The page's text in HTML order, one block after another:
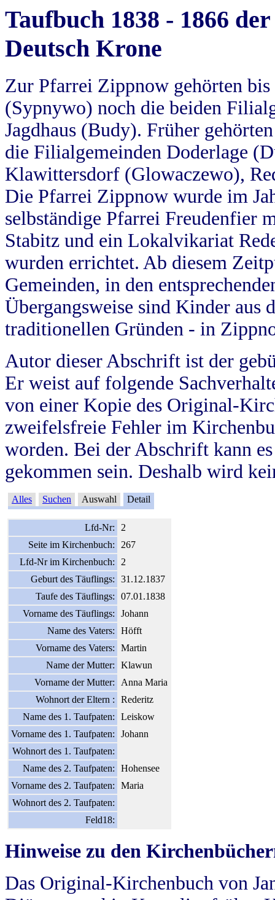
Taufbuch 1838 - 1866
Deutsch Krone
Zur Pfarrei Zippnow gehörten
(Sypnywo) noch die beiden
Jagdhaus (Budy). Früher
die Filialgemeinden Doderlage
Klawittersdorf (Glowaczewo),
Die Pfarrei Zippnow wurde im
selbständige Pfarrei Freudenfier
Stabitz und ein Lokalvikariat
wurden errichtet. Ab diesem
Gemeinden, in den
Übergangsweise sind Kinder aus
traditionellen Gründen - in
Autor dieser Abschrift ist der
Er weist auf folgende
von einer Kopie des Original-
zweifelsfreie Fehler im
worden. Bei der Abschrift kann
gekommen sein. Deshalb wird
Alles Suchen Auswahl Detail
Lfd-Nr:
2
Seite im Kirchenbuch:
267
Lfd-Nr im Kirchenbuch:
2
Geburt des Täuflings:
31.12.1837
Taufe des Täuflings:
07.01.1838
Vorname des Täuflings:
Johann
Name des Vaters:
Höfft
Vorname des Vaters:
Martin
Name der Mutter:
Klawun
Vorname der Mutter:
Anna Maria
Wohnort der Eltern :
Rederitz
Name des 1. Taufpaten:
Leiskow
Vorname des 1. Taufpaten:
Johann
Wohnort des 1. Taufpaten:
Name des 2. Taufpaten:
Hohensee
Vorname des 2. Taufpaten:
Maria
Wohnort des 2. Taufpaten:
Feld18:
Hinweise zu den
Das Original-Kirchenbuch von